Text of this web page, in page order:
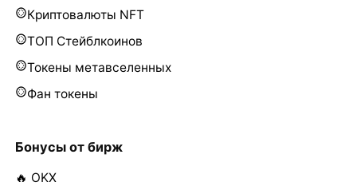
Криптовалюты NFT
ТОП Стейблкоинов
Токены метавселенных
Фан токены
Бонусы от бирж
🔥 OKX